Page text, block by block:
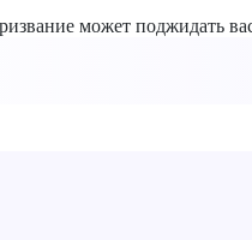
может поджидать